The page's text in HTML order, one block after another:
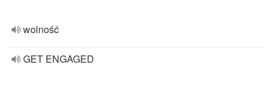
wolność
GET ENGAGED